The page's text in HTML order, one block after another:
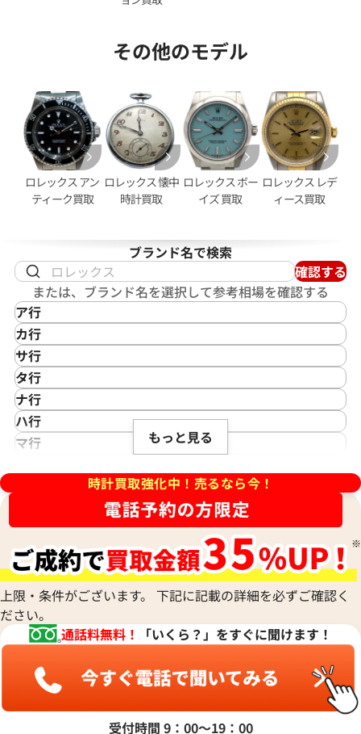
イトジャスト 126333NG シ
日時点の参考買取価格です
ロレックス デイトジャスト
ホワイトシェル文字盤
参考買取価格
2,950,000円
※2026年2月時点の参考買取
イトジャスト 41 126303 ス
格
点の参考買取価格です
ロレックス デイトジャスト
ホワイトシェル文字盤
参考買取価格
1,970,000
※2026年1月時点の参考買取価
その他のモデル
ロレックス アン
ティーク買取
ロレックス 懐中
時計買取
ロレックス ボー
イズ 買取
ロレックス レデ
ィース買取
ブランド名で検索
確認する
または、ブランド名を選択して参考相場を確認する
ア行
IKEPOD
アイクポッド
IWC
アイダブリューシー
Azimuth
アジムース
ANONIMO
Alain Silberstein
アラン・シルベスタイン
Armand Nicolet
アルマン・ニコレ
WALTHAM
ウォルサム
HUBLOT
ウブロ
ETERNA
エテルナ
EDOX
エドックス
EBERHARD
カ行
CASIO
カシオ
Cartier
カルティエ
Gaga Milano
ガガミラノ
Quinting
クインティング
Cuervo y Sobrinos
クエルボ・イ・ソブリノス
CVSTOS
クストス
Chronoswiss
クロノスイス
GUCCI
グッチ
Graham
グラハム
Grand Seiko
グランドセイコー
サ行
Saint Laurent
サンローラン
Shellman
シェルマン
CITIZEN
シチズン
Chopard
ショパール
CHAUMET
ショーメ
Jacob & Co.
ジェイコブ
Gerald Genta
ジェラルド・ジェンタ
Jaeger-LeCoultre
タ行
TAG Heuer
タグ・ホイヤー
Daniel Roth
ダニエル・ロート
TUDOR
チューダー(チュードル)
ティファニー
Dior
ディオール
ナ行
NOMOS Glashütte
ノモス グラスヒュッテ
ハ行
Hamilton
Harry Winston
ハリー・ウィンストン
Patek Philippe
Panerai
パネライ
Parmigiani Fleurier
パルミジャーニ・フルリエ
Piaget
PIERRE KUNZ
ピエール・クンツ
FRANCK MULLER
マ行
MAURICE LACROIX
モーリス・ラクロア
RALPH LAUREN
ラルフ ローレン
リシャール・ミル
Louis Vuitton
ルイ・ヴィトン
Luminox
ルミノックス
Ressence
ROGER DUBUIS
ロジェ・デュブイ
ROLEX
もっと見る
時計買取強化中！売るなら今！
上限・条件がございます。 下記に記載の詳細を必ずご確認く
ださい。
通話料無料！
「いくら？」をすぐに聞けます！
受付時間 9：00〜19：00